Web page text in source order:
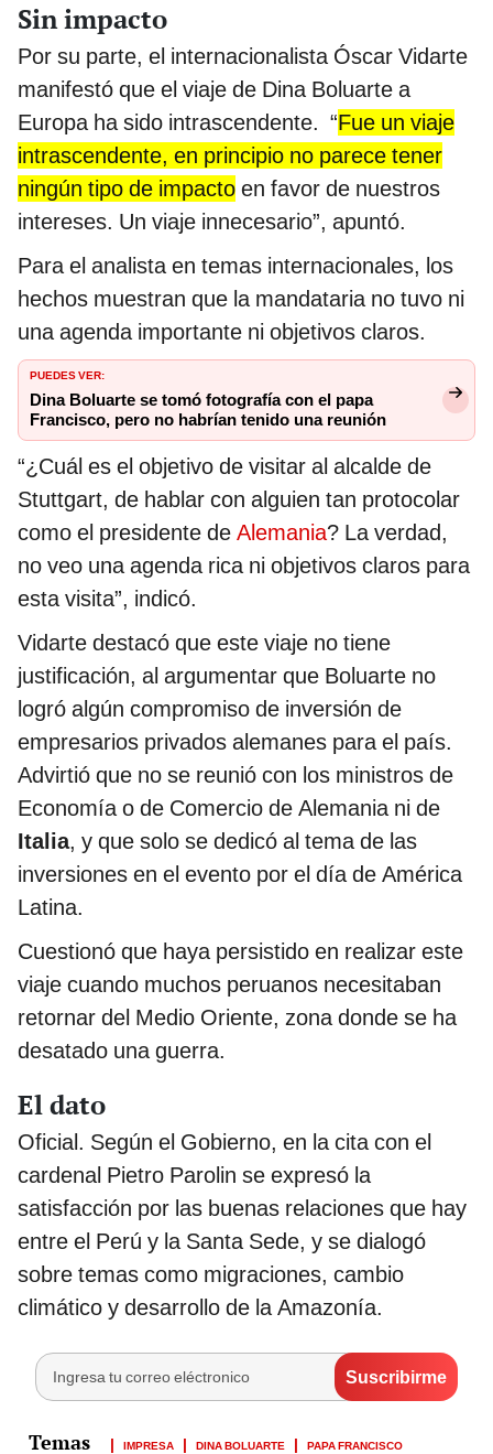
Sin impacto
Por su parte, el internacionalista Óscar Vidarte
manifestó que el viaje de Dina Boluarte a
Europa ha sido intrascendente. “Fue un viaje
intrascendente, en principio no parece tener
ningún tipo de impacto en favor de nuestros
intereses. Un viaje innecesario”, apuntó.
Para el analista en temas internacionales, los
hechos muestran que la mandataria no tuvo ni
una agenda importante ni objetivos claros.
PUEDES VER:
Dina Boluarte se tomó fotografía con el papa
Francisco, pero no habrían tenido una reunión
“¿Cuál es el objetivo de visitar al alcalde de
Stuttgart, de hablar con alguien tan protocolar
como el presidente de Alemania? La verdad,
no veo una agenda rica ni objetivos claros para
esta visita”, indicó.
Vidarte destacó que este viaje no tiene
justificación, al argumentar que Boluarte no
logró algún compromiso de inversión de
empresarios privados alemanes para el país.
Advirtió que no se reunió con los ministros de
Economía o de Comercio de Alemania ni de
Italia, y que solo se dedicó al tema de las
inversiones en el evento por el día de América
Latina.
Cuestionó que haya persistido en realizar este
viaje cuando muchos peruanos necesitaban
retornar del Medio Oriente, zona donde se ha
desatado una guerra.
El dato
Oficial. Según el Gobierno, en la cita con el
cardenal Pietro Parolin se expresó la
satisfacción por las buenas relaciones que hay
entre el Perú y la Santa Sede, y se dialogó
sobre temas como migraciones, cambio
climático y desarrollo de la Amazonía.
IMPRESA DINA BOLUARTE PAPA FRANCISCO